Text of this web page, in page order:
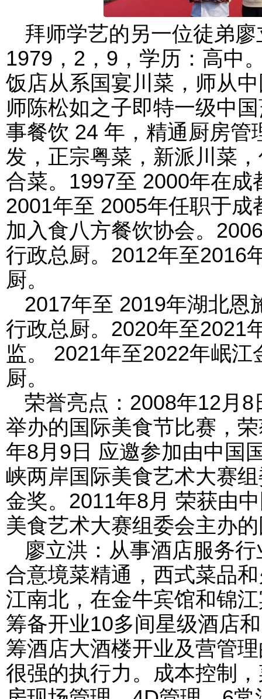
拜师学艺的另一位徒弟
1979，2，9，学历：高中
饭店从系国宴川菜，师从
师陈松如之子即特一级中
事餐饮 24 年，精通厨房管
发，正宗粤菜，新派川菜
合菜。1997至 2000年在
2001年至 2005年任职于
加入食八方餐饮协会。
行政总厨。2012年至2016
厨。
2017年至 2019年湖北恩
行政总厨。2020年至2021
监。 2021年至2022年岷
厨。
荣誉亮点：2008年12月
举办的国际美食节比赛，
年8月9日 应邀参加由中国
峡两岸国际美食艺术大赛
金奖。2011年8月 荣获由
美食艺术大赛组委会主办
廖立洪：从事酒店服务
合意境菜精通，西式菜品
江南北，在金牛宾馆和锦
筹备开业10多间星级酒店
筹酒店大酒楼开业及营管
很强的执行力。成本控制